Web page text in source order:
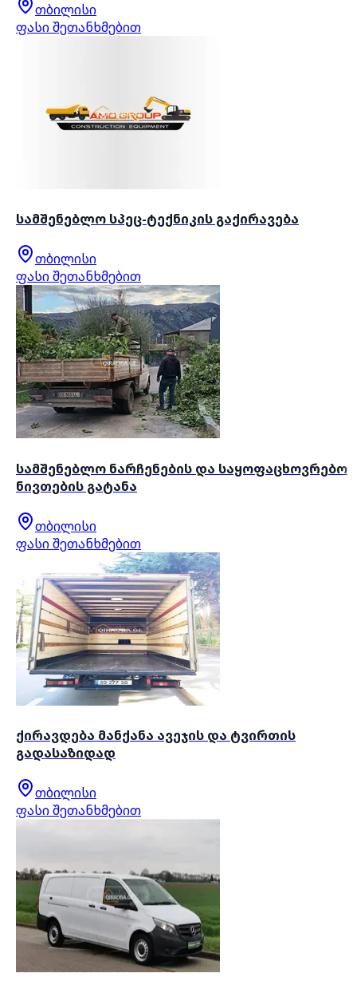
თბილისი
ფასი შეთანხმებით
სამშენებლო სპეც-ტექნიკის გაქირავება
თბილისი
ფასი შეთანხმებით
სამშენებლო ნარჩენების და საყოფაცხოვრებო
ნივთების გატანა
თბილისი
ფასი შეთანხმებით
ქირავდება მანქანა ავეჯის და ტვირთის
გადასაზიდად
თბილისი
ფასი შეთანხმებით